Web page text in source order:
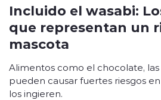
Incluido el wasabi:
que representan un
mascota
Alimentos como el chocolate, las
pueden causar fuertes riesgos
los ingieren.